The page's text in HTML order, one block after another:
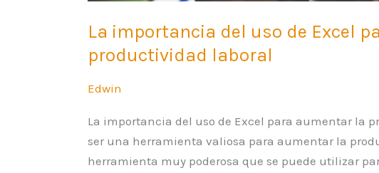
La importancia del uso de Excel
productividad laboral
Edwin
La importancia del uso de Excel para aumentar la
ser una herramienta valiosa para aumentar la
herramienta muy poderosa que se puede utilizar